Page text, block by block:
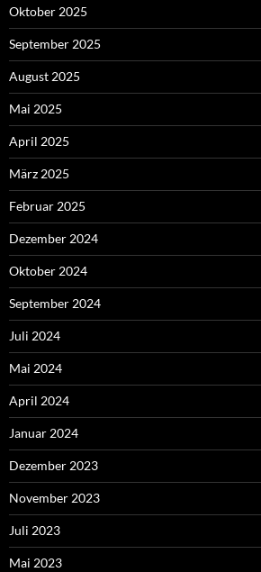
Oktober 2025
September 2025
August 2025
Mai 2025
April 2025
März 2025
Februar 2025
Dezember 2024
Oktober 2024
September 2024
Juli 2024
Mai 2024
April 2024
Januar 2024
Dezember 2023
November 2023
Juli 2023
Mai 2023